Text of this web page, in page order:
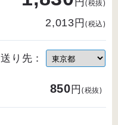
(税抜)
2,013円(税込)
送り先：
850円(税抜)